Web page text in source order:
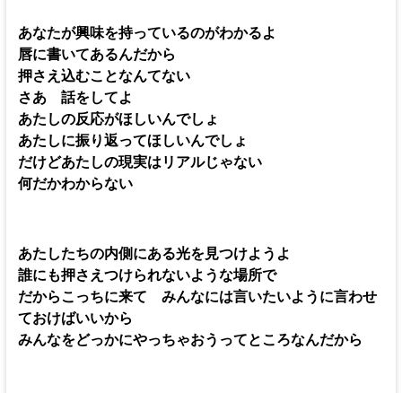
あなたが興味を持っているのがわかるよ
唇に書いてあるんだから
押さえ込むことなんてない
さあ 話をしてよ
あたしの反応がほしいんでしょ
あたしに振り返ってほしいんでしょ
だけどあたしの現実はリアルじゃない
何だかわからない
あたしたちの内側にある光を見つけようよ
誰にも押さえつけられないような場所で
だからこっちに来て みんなには言いたいように言わせ
ておけばいいから
みんなをどっかにやっちゃおうってところなんだから